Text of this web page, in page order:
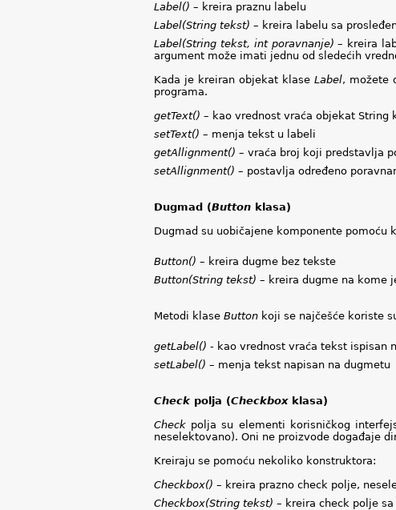
Label() – kreira praznu labelu
Label(String tekst) – kreira labelu sa
Label(String tekst, int poravnanje)– kreira
argument može imati jednu od sledećih
Kada je kreiran objekat klase Label, možete
programa.
getText() – kao vrednost vraća objekat
setText() – menja tekst u labeli
getAllignment() – vraća broj koji predstavlja
setAllignment() – postavlja određeno
Dugmad (Button klasa)
Dugmad su uobičajene komponente
Button() – kreira dugme bez tekste
Button(String tekst) – kreira dugme na kome
Metodi klase Button koji se najčešće koriste
getLabel() - kao vrednost vraća tekst ispisan
setLabel() – menja tekst napisan na dugmetu
Check polja (Checkboxklasa)
Check polja su elementi korisničkog
neselektovano). Oni ne proizvode događaje
Kreiraju se pomoću nekoliko konstruktora:
Checkbox() – kreira prazno check polje,
Checkbox(String tekst) – kreira check polje